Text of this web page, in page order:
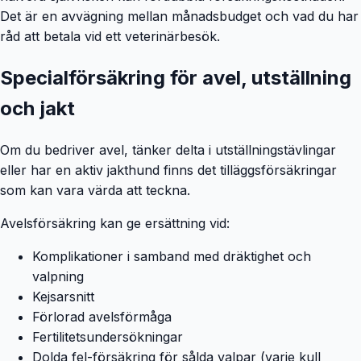
Det är en avvägning mellan månadsbudget och vad du har
råd att betala vid ett veterinärbesök.
Specialförsäkring för avel, utställning
och jakt
Om du bedriver avel, tänker delta i utställningstävlingar
eller har en aktiv jakthund finns det tilläggsförsäkringar
som kan vara värda att teckna.
Avelsförsäkring kan ge ersättning vid:
Komplikationer i samband med dräktighet och
valpning
Kejsarsnitt
Förlorad avelsförmåga
Fertilitetsundersökningar
Dolda fel-försäkring för sålda valpar (varje kull